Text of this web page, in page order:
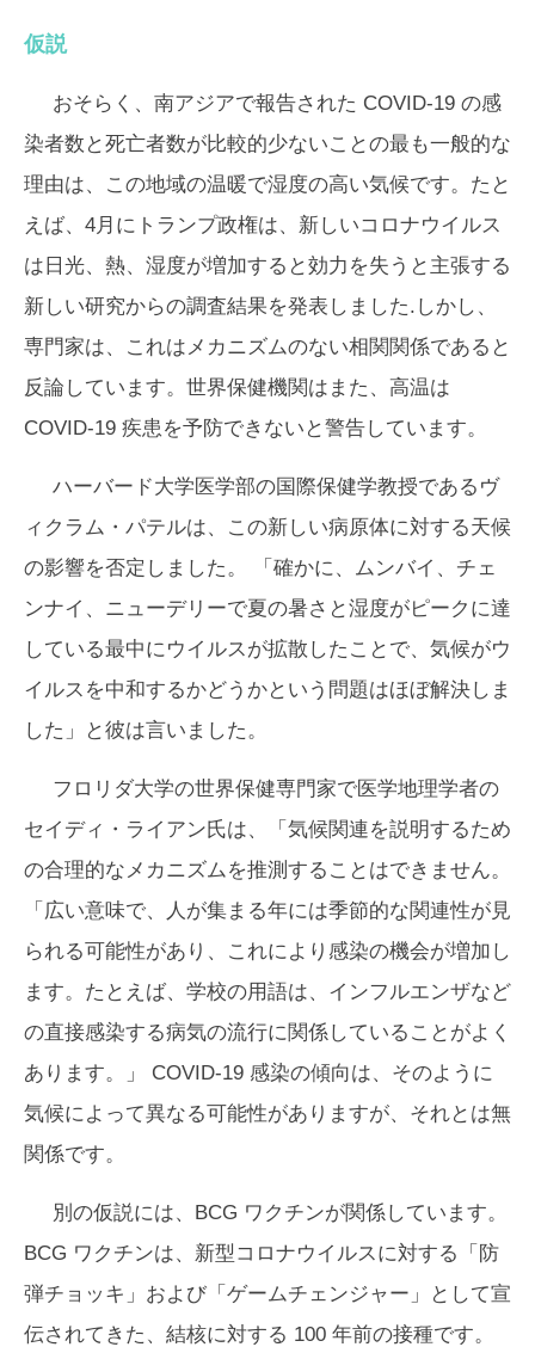
仮説
おそらく、南アジアで報告された COVID-19 の感
染者数と死亡者数が比較的少ないことの最も一般的な
理由は、この地域の温暖で湿度の高い気候です。たと
えば、4月にトランプ政権は、新しいコロナウイルス
は日光、熱、湿度が増加すると効力を失うと主張する
新しい研究からの調査結果を発表しました.しかし、
専門家は、これはメカニズムのない相関関係であると
反論しています。世界保健機関はまた、高温は
COVID-19 疾患を予防できないと警告しています。
ハーバード大学医学部の国際保健学教授であるヴ
ィクラム・パテルは、この新しい病原体に対する天候
の影響を否定しました。 「確かに、ムンバイ、チェ
ンナイ、ニューデリーで夏の暑さと湿度がピークに達
している最中にウイルスが拡散したことで、気候がウ
イルスを中和するかどうかという問題はほぼ解決しま
した」と彼は言いました。
フロリダ大学の世界保健専門家で医学地理学者の
セイディ・ライアン氏は、「気候関連を説明するため
の合理的なメカニズムを推測することはできません。
「広い意味で、人が集まる年には季節的な関連性が見
られる可能性があり、これにより感染の機会が増加し
ます。たとえば、学校の用語は、インフルエンザなど
の直接感染する病気の流行に関係していることがよく
あります。」 COVID-19 感染の傾向は、そのように
気候によって異なる可能性がありますが、それとは無
関係です。
別の仮説には、BCG ワクチンが関係しています。
BCG ワクチンは、新型コロナウイルスに対する「防
弾チョッキ」および「ゲームチェンジャー」として宣
伝されてきた、結核に対する 100 年前の接種です。